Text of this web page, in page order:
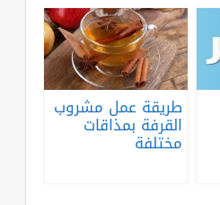
طريقة عمل مشروب
القرفة بمذاقات
مختلفة